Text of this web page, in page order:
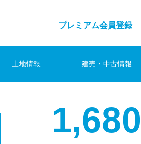
プレミアム会員登録
土地情報 建売・中古情報